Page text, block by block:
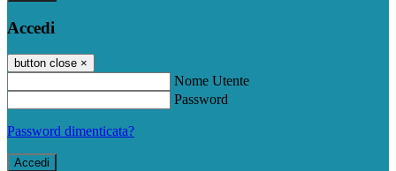
Accedi
button close ×
Nome Utente
Password
Password dimenticata?